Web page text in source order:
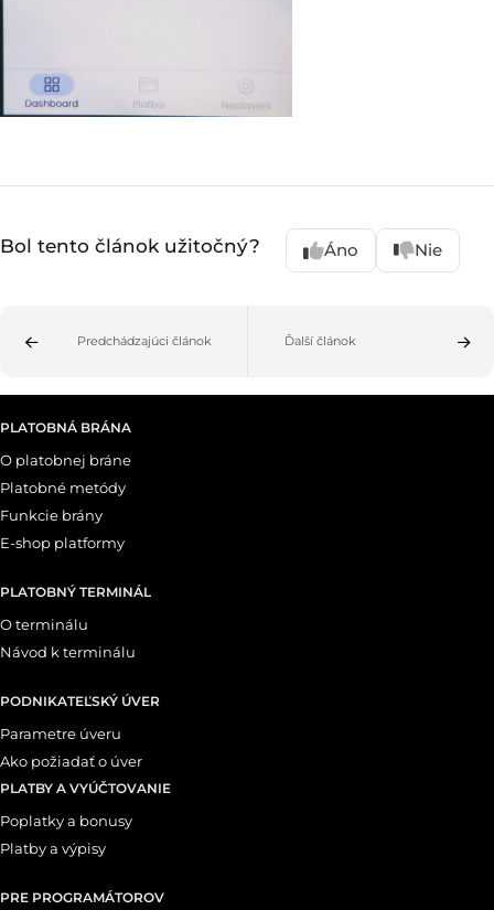
Bol tento článok užitočný? Áno Nie
Predchádzajúci článok Ďalší článok
PLATOBNÁ BRÁNA
O platobnej bráne
Platobné metódy
Funkcie brány
E-shop platformy
PLATOBNÝ TERMINÁL
O terminálu
Návod k terminálu
PODNIKATEĽSKÝ ÚVER
Parametre úveru
Ako požiadať o úver
PLATBY A VYÚČTOVANIE
Poplatky a bonusy
Platby a výpisy
PRE PROGRAMÁTOROV